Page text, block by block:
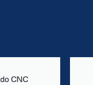
CNC